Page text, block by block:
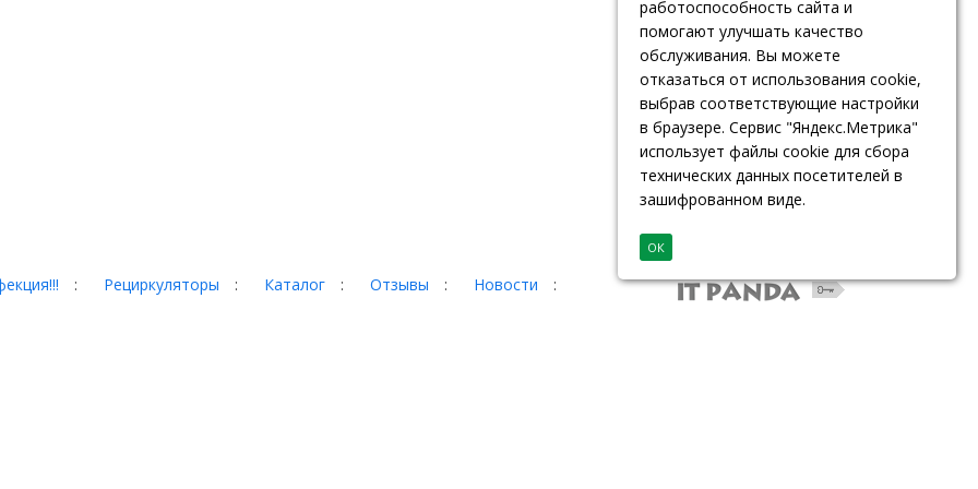
: Рециркуляторы : Каталог : Отзывы : Новости
:
работоспособность сайта и
помогают улучшать качество
обслуживания. Вы можете
отказаться от использования cookie,
выбрав соответствующие настройки
в браузере. Сервис "Яндекс.Метрика"
использует файлы cookie для сбора
технических данных посетителей в
зашифрованном виде.
ОК